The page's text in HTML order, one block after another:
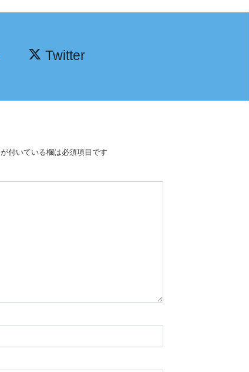
Twitter
が付いている欄は必須項目です